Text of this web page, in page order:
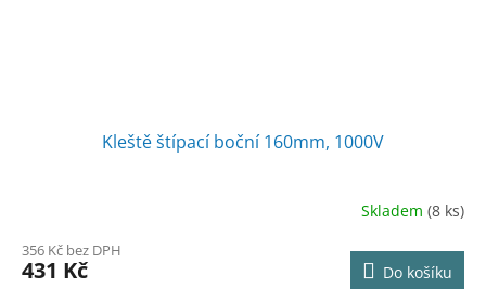
Kleště štípací boční 160mm, 1000V
produktu
je
Skladem(8 ks)
356 Kč bez DPH
431 Kč Do košíku